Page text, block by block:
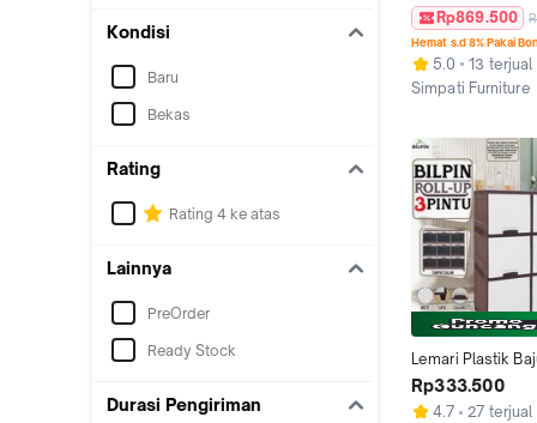
Kondisi
Baru
Bekas
Rating
Rating 4 ke atas
Lainnya
PreOrder
Ready Stock
Durasi Pengiriman
Akako Marsha
Rp869.500
Hemat s.d 8% Pakai
5.0
13 terjual
Simpati Furniture
Lemari Plastik
AKAKO ROLL UP 3
MURAH 6 9 12
Rp333.500
4.7
27 terjual